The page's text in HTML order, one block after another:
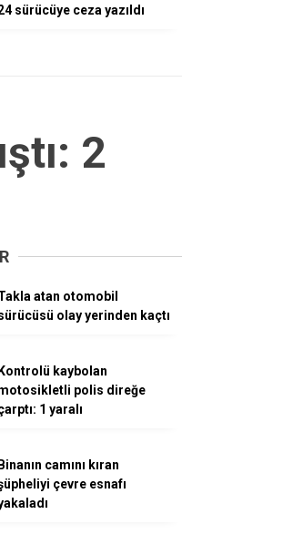
sürücüye ceza yazıldı
2
atan otomobil
olay yerinden kaçtı
Kontrolü kaybolan
polis direğe
1 yaralı
Binanın camını kıran
çevre esnafı